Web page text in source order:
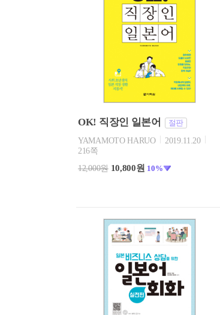
OK! 직장인 일본어
절판
YAMAMOTO HARUO
2019.11.20
216쪽
12,000원 10,800원 10%